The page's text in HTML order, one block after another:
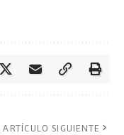
ARTÍCULO SIGUIENTE